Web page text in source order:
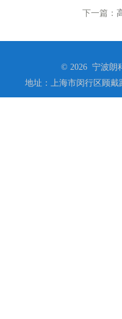
下一篇：
© 2026 宁波朗
地址：上海市闵行区顾